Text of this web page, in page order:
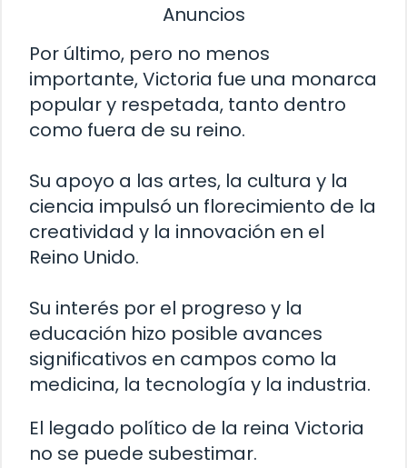
Anuncios
Por último, pero no menos
importante, Victoria fue una monarca
popular y respetada, tanto dentro
como fuera de su reino.
Su apoyo a las artes, la cultura y la
ciencia impulsó un florecimiento de la
creatividad y la innovación en el
Reino Unido.
Su interés por el progreso y la
educación hizo posible avances
significativos en campos como la
medicina, la tecnología y la industria.
El legado político de la reina Victoria
no se puede subestimar.